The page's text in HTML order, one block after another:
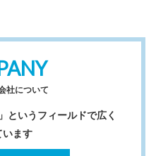
社について
というフィールドで広く
います